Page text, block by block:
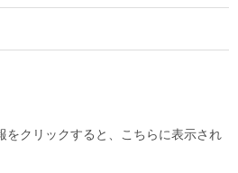
をクリックすると、こちらに表示され